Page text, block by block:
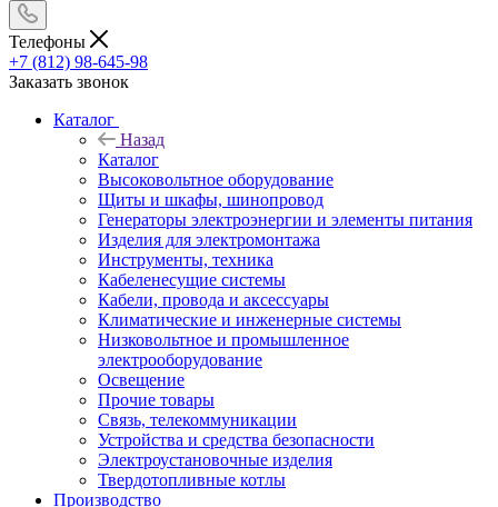
Телефоны
+7 (812) 98-645-98
Заказать звонок
Каталог
Назад
Каталог
Высоковольтное оборудование
Щиты и шкафы, шинопровод
Генераторы электроэнергии и элементы питания
Изделия для электромонтажа
Инструменты, техника
Кабеленесущие системы
Кабели, провода и аксессуары
Климатические и инженерные системы
Низковольтное и промышленное
электрооборудование
Освещение
Прочие товары
Связь, телекоммуникации
Устройства и средства безопасности
Электроустановочные изделия
Твердотопливные котлы
Производство